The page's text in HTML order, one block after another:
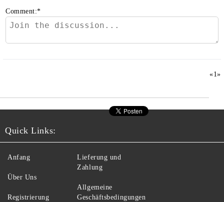
Comment:*
«1»
Quick Links:
Anfang
Über Uns
Registrierung
Lieferung und
Zahlung
Allgemeine
Geschäftsbedingungen